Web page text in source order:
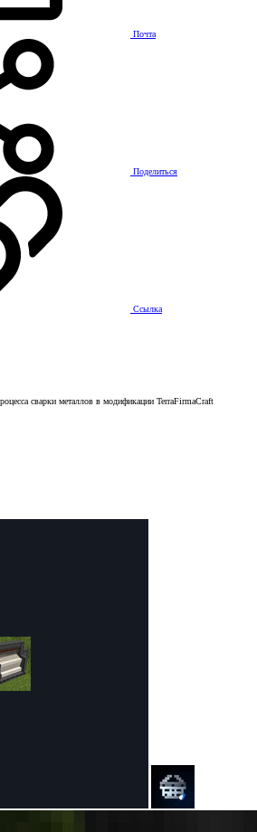
Почта
Поделиться
Ссылка
сварки металлов в модификации TerraFirmaCraft